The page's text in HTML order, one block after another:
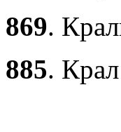
869.
885.